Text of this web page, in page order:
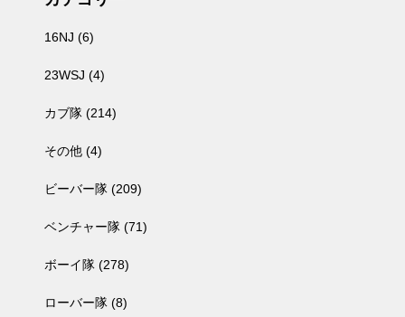
16NJ (6)
23WSJ (4)
カブ隊 (214)
その他 (4)
ビーバー隊 (209)
ベンチャー隊 (71)
ボーイ隊 (278)
ローバー隊 (8)